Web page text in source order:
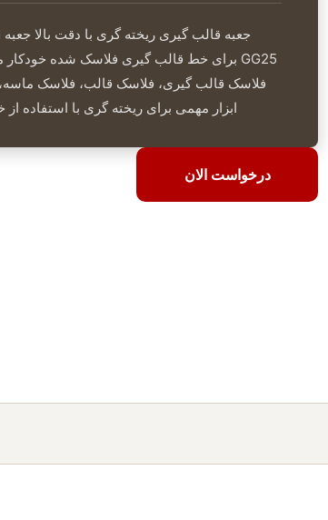
جعبه قالب گیری ریخته گری با دقت بالا
فلاسک قالب گیری، فلاسک قالب، فلاسک
ابزار مهمی برای ریخته گری با استفاده از
درخواست الان
درخواست الان